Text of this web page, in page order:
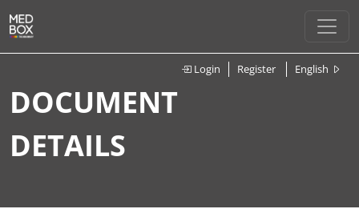
Login Register English
DOCUMENT
DETAILS